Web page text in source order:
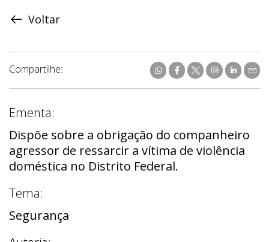
Voltar
Compartilhe:
Ementa:
Dispõe sobre a obrigação do companheiro
agressor de ressarcir a vítima de violência
doméstica no Distrito Federal.
Tema:
Segurança